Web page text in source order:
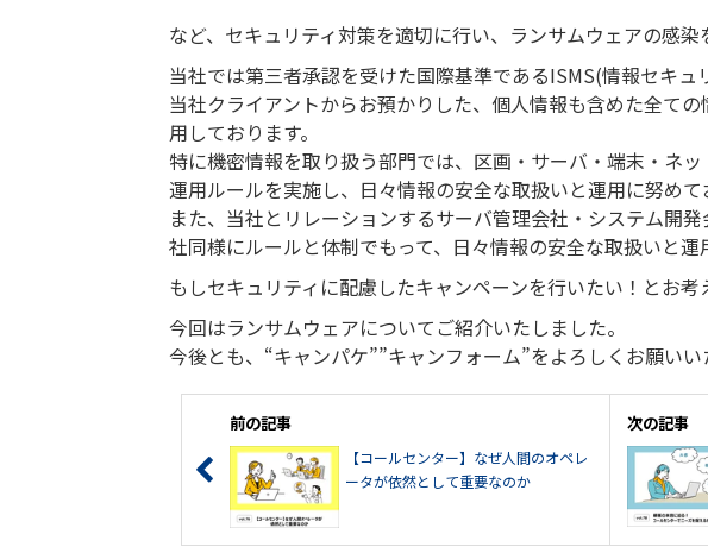
など、セキュリティ対策を適切に行い、ランサムウェアの感染
当社では第三者承認を受けた国際基準であるISMS(情報セキュ
当社クライアントからお預かりした、個人情報も含めた全て
用しております。
特に機密情報を取り扱う部門では、区画・サーバ・端末・ネ
運用ルールを実施し、日々情報の安全な取扱いと運用に努めて
また、当社とリレーションするサーバ管理会社・システム開
社同様にルールと体制でもって、日々情報の安全な取扱いと運
もしセキュリティに配慮したキャンペーンを行いたい！とお考
今回はランサムウェアについてご紹介いたしました。
今後とも、“キャンパケ””キャンフォーム”をよろしくお願いい
前の記事
【コールセンター】なぜ人間のオペレ
ータが依然として重要なのか
次の記事